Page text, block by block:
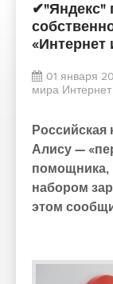
✔"Яндекс"
«Интернет
01 января
мира Интернет
Российская
Алису —
помощника,
набором
этом